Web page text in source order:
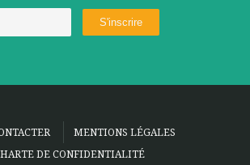
MENTIONS LÉGALES
DE CONFIDENTIALITÉ